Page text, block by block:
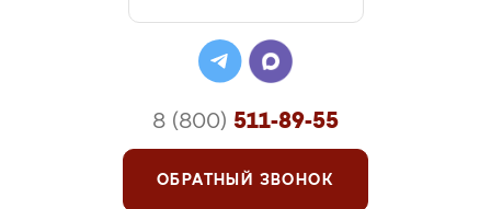
8 (800) 511-89-55
ОБРАТНЫЙ ЗВОНОК